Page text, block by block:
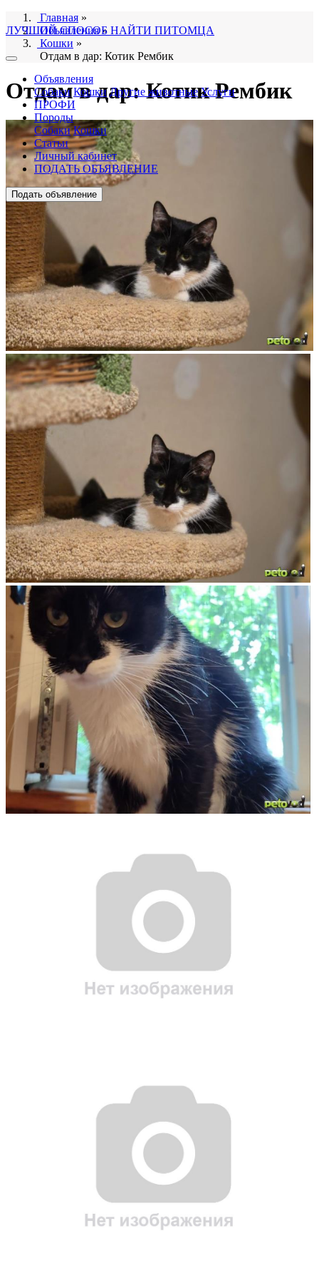
ЛУЧШИЙ СПОСОБ НАЙТИ ПИТОМЦА
Объявления
Собаки Кошки Другие животные Услуги
ПРОФИ
Породы
Собаки Кошки
Статьи
Личный кабинет
ПОДАТЬ ОБЪЯВЛЕНИЕ
Подать объявление
Главная »
Объявления»
Кошки »
Отдам в дар: Котик Рембик
Отдам в дар: Котик Рембик